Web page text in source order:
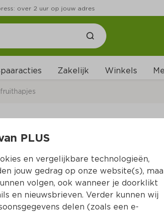
over 2 uur op jouw adres
Zakelijk Winkels
knijp appel
Stazak 90 g  (per kilo €11.00)
99
PLUS
en vergelijkbare technologieën,
jouw gedrag op onze website(s),
volgen, ook wanneer je doorklikt
en nieuwsbrieven. Verder kunnen wij
delen (zoals een e-